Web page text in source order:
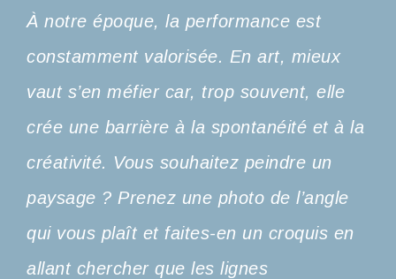
À notre époque, la performance est
constamment valorisée. En art, mieux
vaut s’en méfier car, trop souvent, elle
crée une barrière à la spontanéité et à la
créativité. Vous souhaitez peindre un
paysage ? Prenez une photo de l’angle
qui vous plaît et faites-en un croquis en
allant chercher que les lignes